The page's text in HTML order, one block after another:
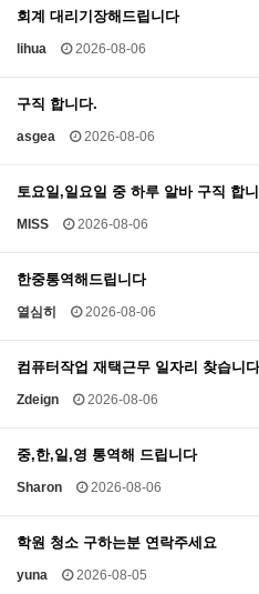
회계 대리기장해드립니다
lihua 2026-08-06
구직 합니다.
asgea 2026-08-06
토요일,일요일 중 하루 알바 구직 합
MISS 2026-08-06
한중통역해드립니다
열심히 2026-08-06
컴퓨터작업 재택근무 일자리 찾습니다
Zdeign 2026-08-06
중,한,일,영 통역해 드립니다
Sharon 2026-08-06
학원 청소 구하는분 연락주세요
yuna 2026-08-05